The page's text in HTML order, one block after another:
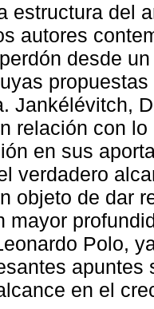
estructura del
autores
desde
Jankélévitch,
relación con
en sus
verdadero
objeto de dar
mayor
Polo,
apuntes
en el